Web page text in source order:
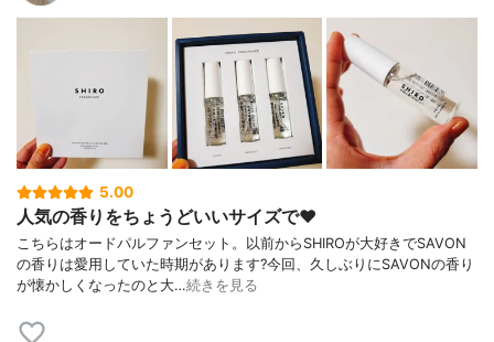
5.00
人気の香りをちょうどいいサイズで❤️
こちらはオードパルファンセット。以前からSHIROが大好きでSAVON
の香りは愛用していた時期があります?今回、久しぶりにSAVONの香り
が懐かしくなったのと大…続きを見る